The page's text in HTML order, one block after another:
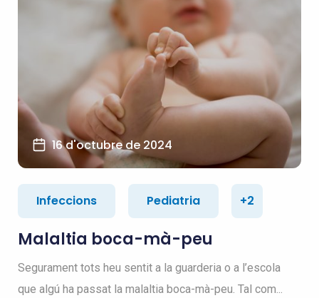
16 d'octubre de 2024
Infeccions Pediatria +2
Malaltia boca-mà-peu
Segurament tots heu sentit a la guarderia o a l’escola
que algú ha passat la malaltia boca-mà-peu. Tal com...